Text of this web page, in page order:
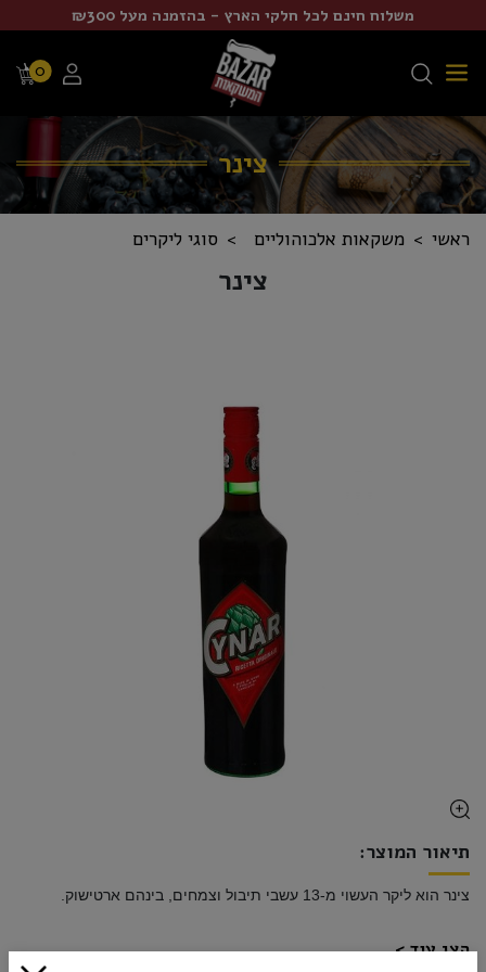
משלוח חינם לכל חלקי הארץ - בהזמנה מעל ₪300
0
צינר
ראשי משקאות אלכוהוליים סוגי ליקרים
צינר
תיאור המוצר:
הצג עוד